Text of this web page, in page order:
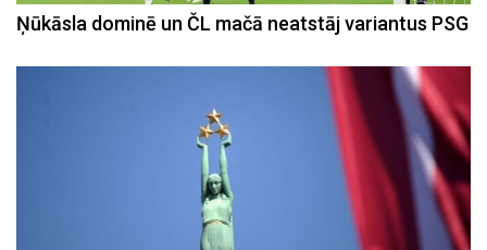
Ņūkāsla dominē un ČL mačā neatstāj variantus PSG